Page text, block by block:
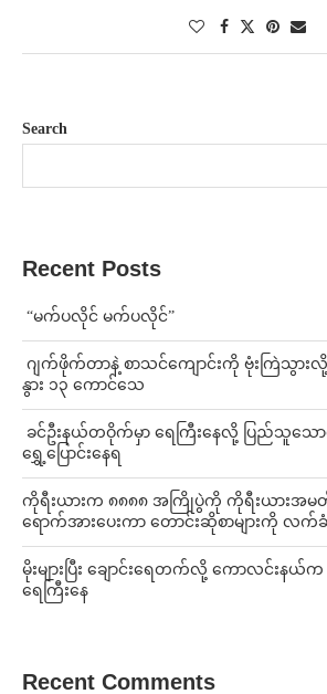
Search
Recent Posts
⁨ ⁨“မက်ပလိုင် မက်ပလိုင်”
ဂျက်ဖိုက်တာနဲ့ စာသင်ကျောင်းကို ဗုံးကြဲသွားလို့
နွား ၁၃ ကောင်သေ
ခင်ဦးနယ်တဝိုက်မှာ ရေကြီးနေလို့ ပြည်သူသေ
ရွှေ့ပြောင်းနေရ
ကိုရီးယားက ၈၈၈၈ အကြိုပွဲကို ကိုရီးယား
ရောက်အားပေးကာ တောင်းဆိုစာများကို လက်ခံ
မိုးများပြီး ချောင်းရေတက်လို့ ကောလင်းနယ်က
ရေကြီးနေ
Recent Comments